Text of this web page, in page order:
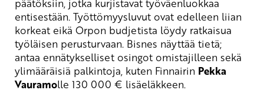
päätöksiin, jotka kurjistavat työväenluokkaa
entisestään. Työttömyysluvut ovat edelleen liian
korkeat eikä Orpon budjetista löydy ratkaisua
työläisen perusturvaan. Bisnes näyttää tietä;
antaa ennätykselliset osingot omistajilleen sekä
ylimääräisiä palkintoja, kuten Finnairin Pekka
Vauramolle 130 000 € lisäeläkkeen.